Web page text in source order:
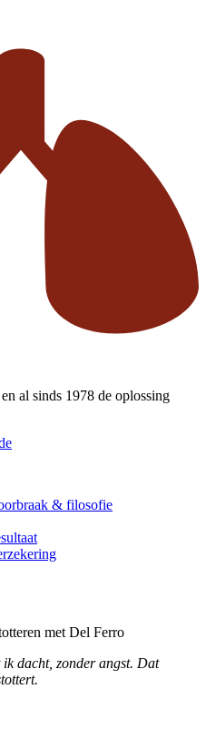
al sinds 1978 de oplossing
& filosofie
dacht, zonder angst. Dat